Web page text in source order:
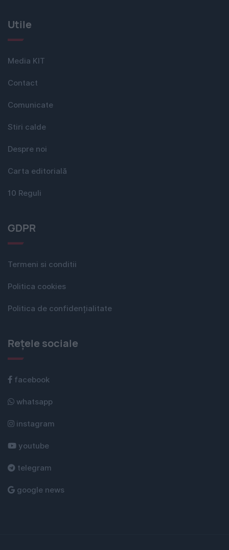
Utile
Media KIT
Contact
Comunicate
Stiri calde
Despre noi
Carta editorială
10 Reguli
GDPR
Termeni si conditii
Politica cookies
Politica de confidențialitate
Rețele sociale
facebook
whatsapp
instagram
youtube
telegram
google news